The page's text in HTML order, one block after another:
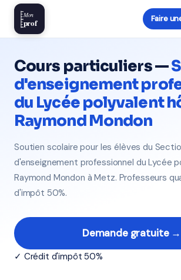
Mon
prof Faire
Cours particuliers —
d'enseignement
du Lycée polyvalent
Raymond Mondon
Soutien scolaire pour les élèves du
d'enseignement professionnel du Lycée
Raymond Mondon à Metz. Professeurs
d'impôt 50%.
Demande gratuite →
✓ Crédit d'impôt 50%